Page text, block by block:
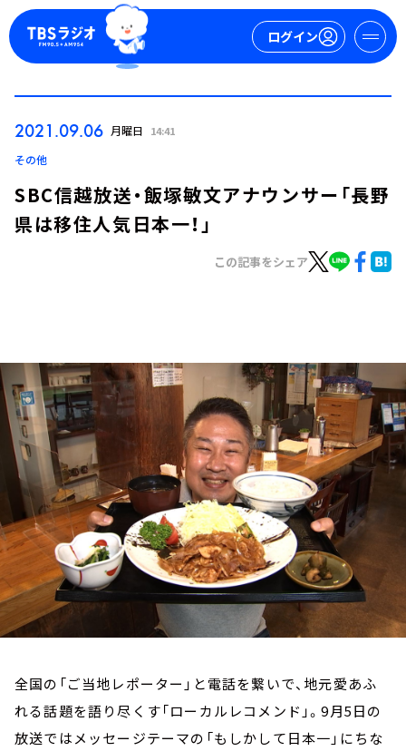
ログイン
トピックス
TBS Podcast
お知らせ
イベント・グッズ
YouTube
会社情報
2021.09.06 月曜日 14:41
その他
SBC信越放送・飯塚敏文アナウンサー「長野
県は移住人気日本一！」
この記事をシェア
全国の「ご当地レポーター」と電話を繋いで、地元愛あふ
れる話題を語り尽くす「ローカルレコメンド」。9月5日の
放送ではメッセージテーマの「もしかして日本一」にちな